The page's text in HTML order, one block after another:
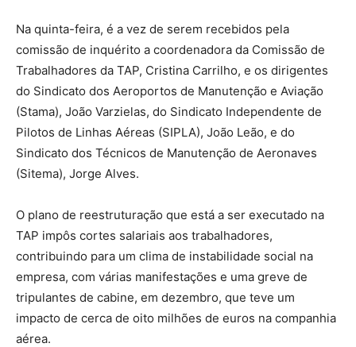
Na quinta-feira, é a vez de serem recebidos pela
comissão de inquérito a coordenadora da Comissão de
Trabalhadores da TAP, Cristina Carrilho, e os dirigentes
do Sindicato dos Aeroportos de Manutenção e Aviação
(Stama), João Varzielas, do Sindicato Independente de
Pilotos de Linhas Aéreas (SIPLA), João Leão, e do
Sindicato dos Técnicos de Manutenção de Aeronaves
(Sitema), Jorge Alves.
O plano de reestruturação que está a ser executado na
TAP impôs cortes salariais aos trabalhadores,
contribuindo para um clima de instabilidade social na
empresa, com várias manifestações e uma greve de
tripulantes de cabine, em dezembro, que teve um
impacto de cerca de oito milhões de euros na companhia
aérea.